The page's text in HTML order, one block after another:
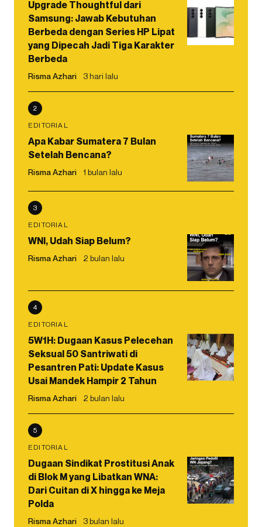
Upgrade Thoughtful dari
Samsung: Jawab Kebutuhan
Berbeda dengan Series HP Lipat
yang Dipecah Jadi Tiga Karakter
Berbeda
Risma Azhari 3 hari lalu
2
EDITORIAL
Apa Kabar Sumatera 7 Bulan
Setelah Bencana?
Risma Azhari 1 bulan lalu
3
EDITORIAL
WNI, Udah Siap Belum?
Risma Azhari 2 bulan lalu
4
EDITORIAL
5W1H: Dugaan Kasus Pelecehan
Seksual 50 Santriwati di
Pesantren Pati: Update Kasus
Usai Mandek Hampir 2 Tahun
Risma Azhari 2 bulan lalu
5
EDITORIAL
Dugaan Sindikat Prostitusi Anak
di Blok M yang Libatkan WNA:
Dari Cuitan di X hingga ke Meja
Polda
Risma Azhari 3 bulan lalu